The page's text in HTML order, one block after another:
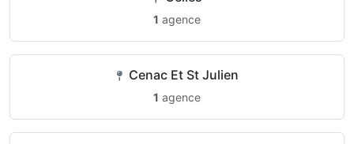
1 agence
Cenac Et St Julien
1 agence